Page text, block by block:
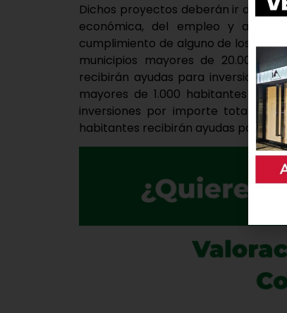
Dichos proyectos deberán ir
económica, del empleo y a la
cumplimiento de alguno de los
municipios mayores de 20.000
recibirán ayudas para inversiones
mayores de 1.000 habitantes y
inversiones por importe total de
habitantes recibirán ayudas para